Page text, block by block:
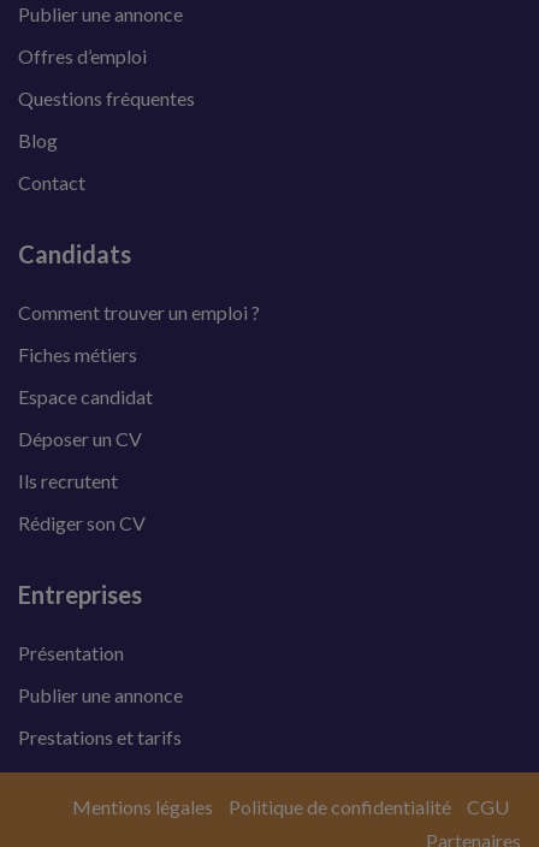
Publier une annonce
Offres d’emploi
Questions fréquentes
Blog
Contact
Candidats
Comment trouver un emploi ?
Fiches métiers
Espace candidat
Déposer un CV
Ils recrutent
Rédiger son CV
Entreprises
Présentation
Publier une annonce
Prestations et tarifs
Mentions légales Politique de confidentialité
CGU
Partenaires